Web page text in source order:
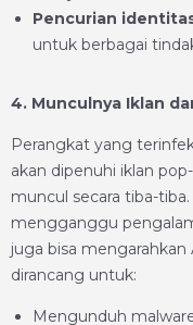
Pencurian
untuk berbagai
4. Munculnya Iklan
Perangkat yang
akan dipenuhi iklan
muncul secara tiba-
mengganggu
juga bisa
dirancang untuk:
Mengunduh